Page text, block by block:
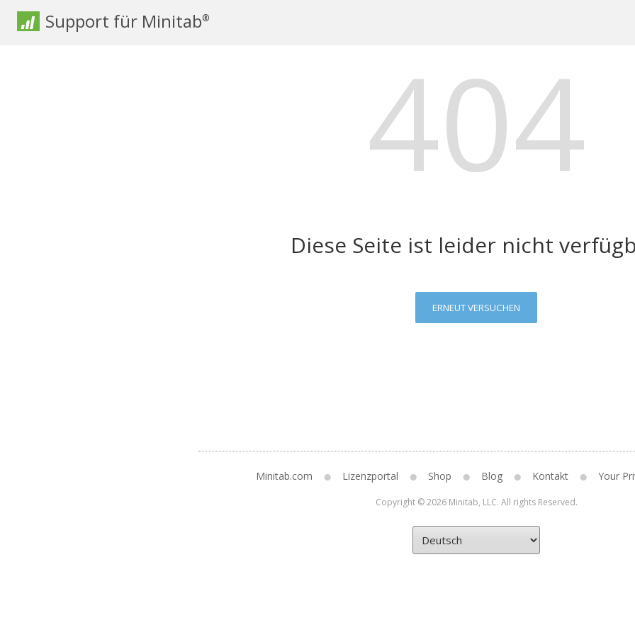
Support für Minitab®
404
Diese Seite ist leider nicht
ERNEUT VERSUCHEN
Minitab.com Lizenzportal Shop Blog Kontakt Your
Copyright © 2026 Minitab, LLC. All rights Reserved.